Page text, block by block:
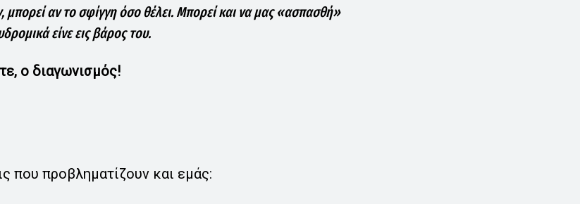
αν το σφίγγη όσο θέλει. Μπορεί και να μας «ασπασθή»
είνε εις βάρος του.
ο διαγωνισμός!
που προβληματίζουν και εμάς: